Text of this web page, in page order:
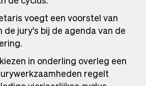
voegt een voorstel van
jury's bij de agenda van de
in onderling overleg een
regelt